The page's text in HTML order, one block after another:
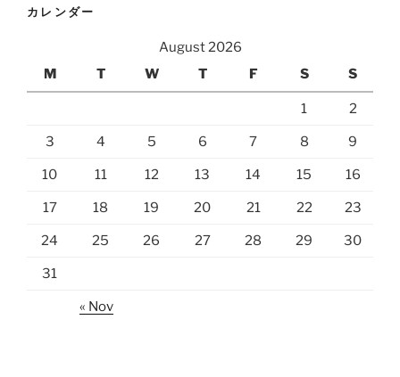
カレンダー
August 2026
M
T W T F S S
1 2
3 4 5 6 7 8 9
10 11 12 13 14 15 16
17 18 19 20 21 22 23
24 25 26 27 28 29 30
31
« Nov